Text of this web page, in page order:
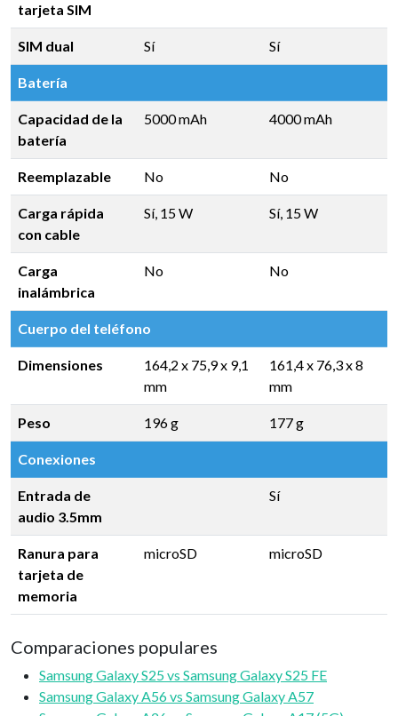
tarjeta SIM
SIM dual Sí Sí
Batería
Capacidad de la
batería
5000 mAh 4000 mAh
Reemplazable No No
Carga rápida
con cable
Sí, 15 W Sí, 15 W
Carga
inalámbrica
No No
Cuerpo del teléfono
Dimensiones
164,2 x 75,9 x 9,1
mm
161,4 x 76,3 x 8
mm
Peso 196 g 177 g
Conexiones
Entrada de
audio 3.5mm
Sí
Ranura para
tarjeta de
memoria
microSD microSD
Comparaciones populares
Samsung Galaxy S25 vs Samsung Galaxy S25 FE
Samsung Galaxy A56 vs Samsung Galaxy A57